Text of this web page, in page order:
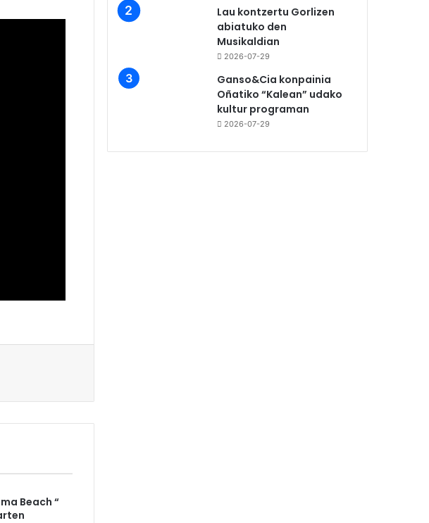
Beach “
Lau kontzertu Gorlizen
abiatuko den
Musikaldian
2026-07-29
Ganso&Cia konpainia
Oñatiko “Kalean” udako
kultur programan
2026-07-29